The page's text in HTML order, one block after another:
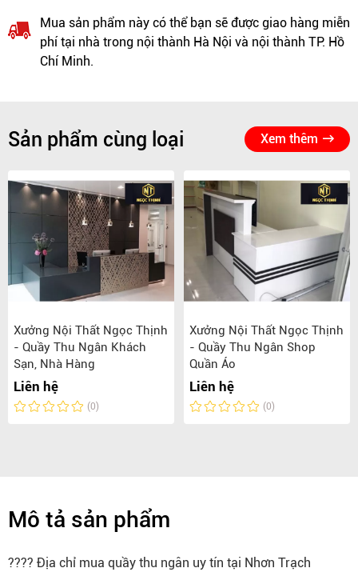
Mua sản phẩm này có thể bạn sẽ được giao hàng miễn
phí tại nhà trong nội thành Hà Nội và nội thành TP. Hồ
Chí Minh.
Sản phẩm cùng loại Xem thêm
Xưởng Nội Thất Ngọc Thịnh
- Quầy Thu Ngân Khách
Sạn, Nhà Hàng
Liên hệ
(0)
Xưởng Nội Thất Ngọc Thịnh
- Quầy Thu Ngân Shop
Quần Áo
Liên hệ
(0)
Mô tả sản phẩm
???? Địa chỉ mua quầy thu ngân uy tín tại Nhơn Trạch